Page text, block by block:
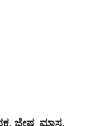
ಜೇಷ್ಠ ಮಾಸ,